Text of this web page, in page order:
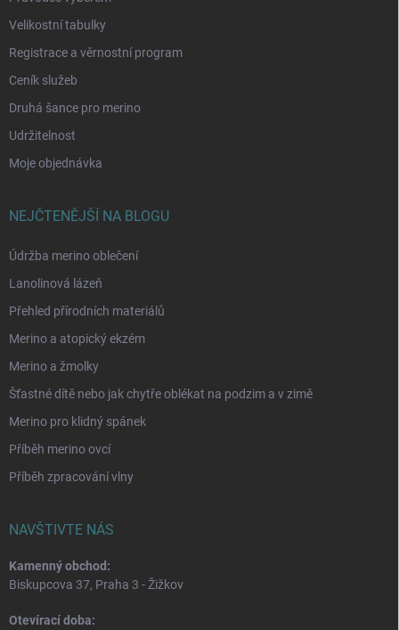
Velikostní tabulky
Registrace a věrnostní program
Ceník služeb
Druhá šance pro merino
Udržitelnost
Moje objednávka
NEJČTENĚJŠÍ NA BLOGU
Údržba merino oblečení
Lanolinová lázeň
Přehled přírodních materiálů
Merino a atopický ekzém
Merino a žmolky
Šťastné dítě nebo jak chytře oblékat na podzim a v zimě
Merino pro klidný spánek
Příběh merino ovcí
Příběh zpracování vlny
NAVŠTIVTE NÁS
Kamenný obchod:
Biskupcova 37, Praha 3 - Žižkov
Otevírací doba: